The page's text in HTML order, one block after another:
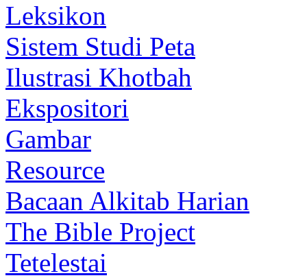
Leksikon
Sistem Studi Peta
Ilustrasi Khotbah
Ekspositori
Gambar
Resource
Bacaan Alkitab Harian
The Bible Project
Tetelestai